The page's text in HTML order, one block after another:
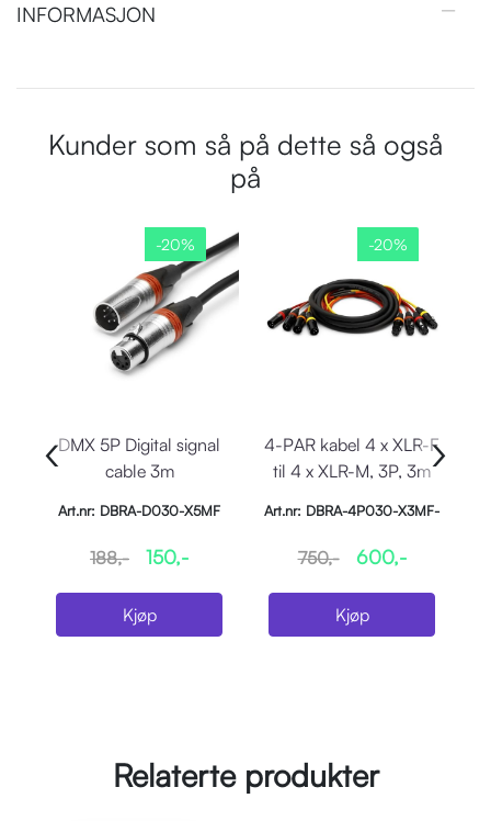
INFORMASJON
Kunder som så på dette så også
på
-20%
DMX 5P Digital signal
cable 3m
Art.nr: DBRA-D030-X5MF
188,- 150,-
Kjøp
-20%
4-PAR kabel 4 x XLR-F
til 4 x XLR-M, 3P, 3m
Art.nr: DBRA-4P030-X3MF-
750,- 600,-
Kjøp
‹ ›
Relaterte produkter